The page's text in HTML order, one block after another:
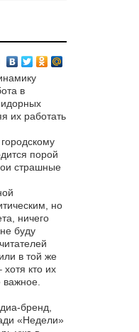
в
их работать
порой
страшные
но
ничего
буду
в той же
кто их
важное.
бренд,
«Недели»